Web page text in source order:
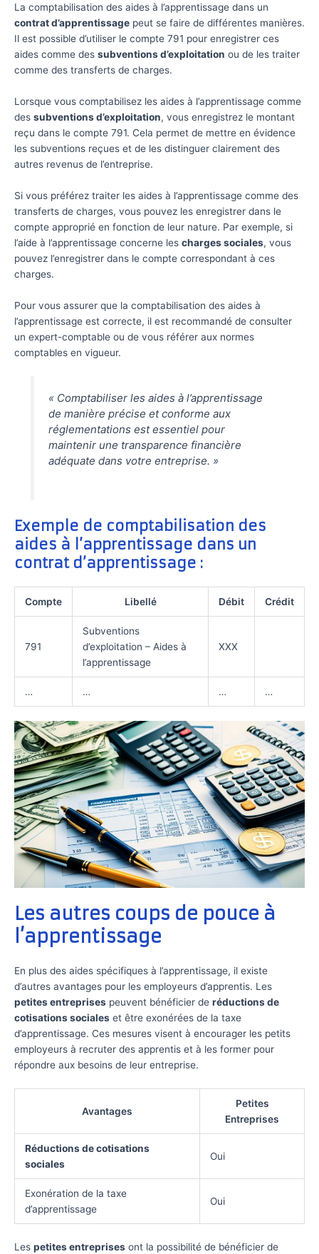
La comptabilisation des aides à l’apprentissage dans un
contrat d’apprentissage peut se faire de différentes manières.
Il est possible d’utiliser le compte 791 pour enregistrer ces
aides comme des subventions d’exploitation ou de les traiter
comme des transferts de charges.
Lorsque vous comptabilisez les aides à l’apprentissage comme
des subventions d’exploitation, vous enregistrez le montant
reçu dans le compte 791. Cela permet de mettre en évidence
les subventions reçues et de les distinguer clairement des
autres revenus de l’entreprise.
Si vous préférez traiter les aides à l’apprentissage comme des
transferts de charges, vous pouvez les enregistrer dans le
compte approprié en fonction de leur nature. Par exemple, si
l’aide à l’apprentissage concerne les charges sociales, vous
pouvez l’enregistrer dans le compte correspondant à ces
charges.
Pour vous assurer que la comptabilisation des aides à
l’apprentissage est correcte, il est recommandé de consulter
un expert-comptable ou de vous référer aux normes
comptables en vigueur.
« Comptabiliser les aides à l’apprentissage
de manière précise et conforme aux
réglementations est essentiel pour
maintenir une transparence financière
adéquate dans votre entreprise. »
Exemple de comptabilisation des
aides à l’apprentissage dans un
contrat d’apprentissage :
Compte Libellé Débit Crédit
791
Subventions
d’exploitation – Aides à
l’apprentissage
XXX
… … … …
Les autres coups de pouce à
l’apprentissage
En plus des aides spécifiques à l’apprentissage, il existe
d’autres avantages pour les employeurs d’apprentis. Les
petites entreprises peuvent bénéficier de réductions de
cotisations sociales et être exonérées de la taxe
d’apprentissage. Ces mesures visent à encourager les petits
employeurs à recruter des apprentis et à les former pour
répondre aux besoins de leur entreprise.
Avantages
Petites
Entreprises
Réductions de cotisations
sociales
Oui
Exonération de la taxe
d’apprentissage
Oui
Les petites entreprises ont la possibilité de bénéficier de